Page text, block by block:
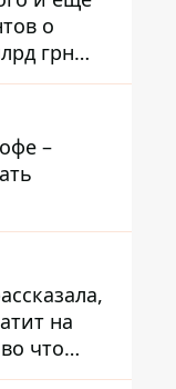
о
грн
в
–
базовую
на
что